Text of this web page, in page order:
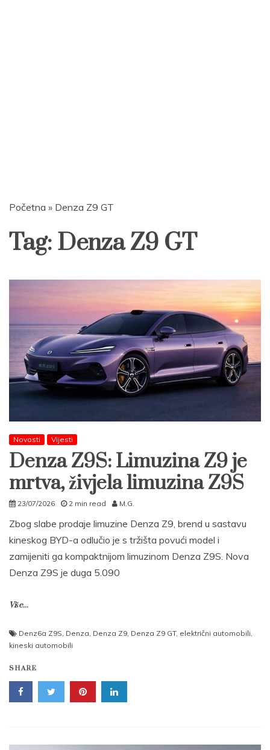
Početna » Denza Z9 GT
Tag: Denza Z9 GT
Novosti Vijesti
Denza Z9S: Limuzina Z9 je
mrtva, živjela limuzina Z9S
23/07/2026 2 min read M.G.
Zbog slabe prodaje limuzine Denza Z9, brend u sastavu
kineskog BYD-a odlučio je s tržišta povući model i
zamijeniti ga kompaktnijom limuzinom Denza Z9S. Nova
Denza Z9S je duga 5.090
Više...
Denz6a Z9S, Denza, Denza Z9, Denza Z9 GT, električni automobili,
kineski automobili
SHARE